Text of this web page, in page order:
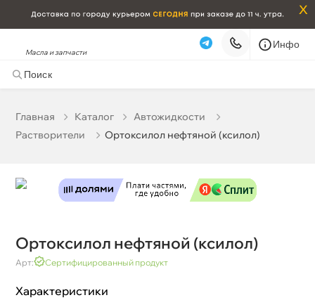
x
Масла и запчасти
Инфо
Главная Катало
Автожидкости
Растворители
Ортоксилол нефтяной (ксилол)
Ортоксилол нефтяной (ксилол)
Арт: Сертифицированный продукт
Характеристики
Самовывоз